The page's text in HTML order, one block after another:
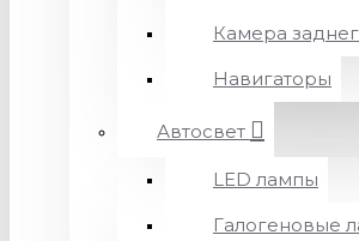
Камера
Навигаторы
Автосвет
LED лампы
Галогеновые